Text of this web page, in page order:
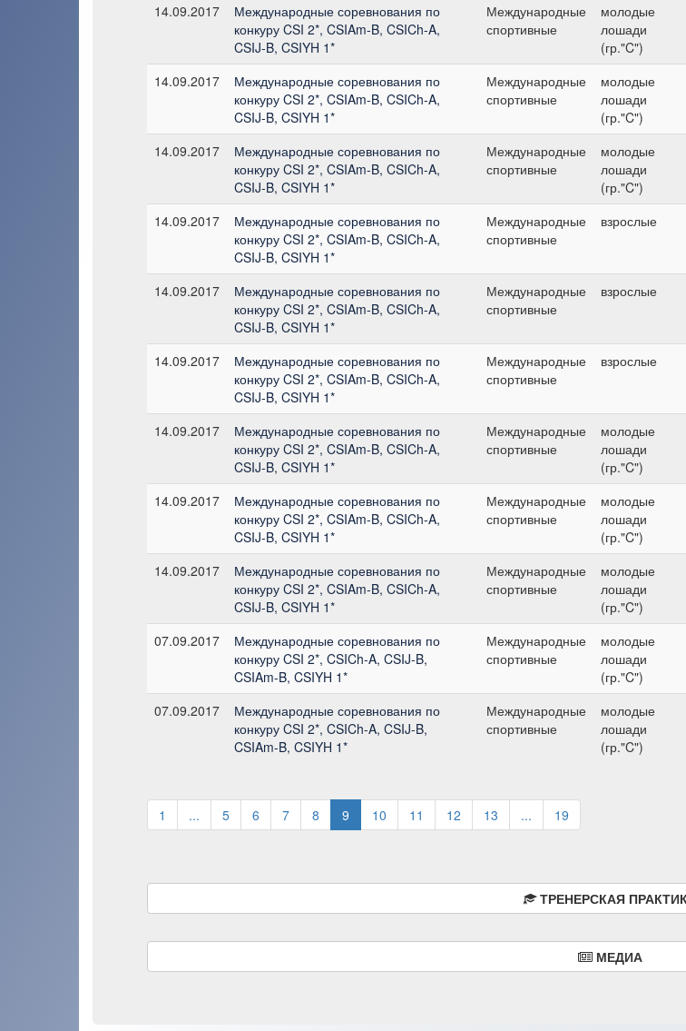
14.09.2017
Международные соревнования по
конкуру CSI 2*, CSIAm-B, CSICh-A,
CSIJ-B, CSIYH 1*
Международные
спортивные
молодые
лошади
(гр."C")
14.09.2017
Международные соревнования по
конкуру CSI 2*, CSIAm-B, CSICh-A,
CSIJ-B, CSIYH 1*
Международные
спортивные
молодые
лошади
(гр."C")
14.09.2017
Международные соревнования по
конкуру CSI 2*, CSIAm-B, CSICh-A,
CSIJ-B, CSIYH 1*
Международные
спортивные
молодые
лошади
(гр."C")
14.09.2017
Международные соревнования по
конкуру CSI 2*, CSIAm-B, CSICh-A,
CSIJ-B, CSIYH 1*
Международные
спортивные
взрослые
14.09.2017
Международные соревнования по
конкуру CSI 2*, CSIAm-B, CSICh-A,
CSIJ-B, CSIYH 1*
Международные
спортивные
взрослые
14.09.2017
Международные соревнования по
конкуру CSI 2*, CSIAm-B, CSICh-A,
CSIJ-B, CSIYH 1*
Международные
спортивные
взрослые
14.09.2017
Международные соревнования по
конкуру CSI 2*, CSIAm-B, CSICh-A,
CSIJ-B, CSIYH 1*
Международные
спортивные
молодые
лошади
(гр."C")
14.09.2017
Международные соревнования по
конкуру CSI 2*, CSIAm-B, CSICh-A,
CSIJ-B, CSIYH 1*
Международные
спортивные
молодые
лошади
(гр."C")
14.09.2017
Международные соревнования по
конкуру CSI 2*, CSIAm-B, CSICh-A,
CSIJ-B, CSIYH 1*
Международные
спортивные
молодые
лошади
(гр."C")
07.09.2017
Международные соревнования по
конкуру CSI 2*, CSICh-A, CSIJ-B,
CSIAm-B, CSIYH 1*
Международные
спортивные
молодые
лошади
(гр."C")
07.09.2017
Международные соревнования по
конкуру CSI 2*, CSICh-A, CSIJ-B,
CSIAm-B, CSIYH 1*
Международные
спортивные
молодые
лошади
(гр."C")
1 ... 5 6 7 8 9 10 11 12 13 ... 19
ТРЕНЕРСКАЯ
МЕДИА